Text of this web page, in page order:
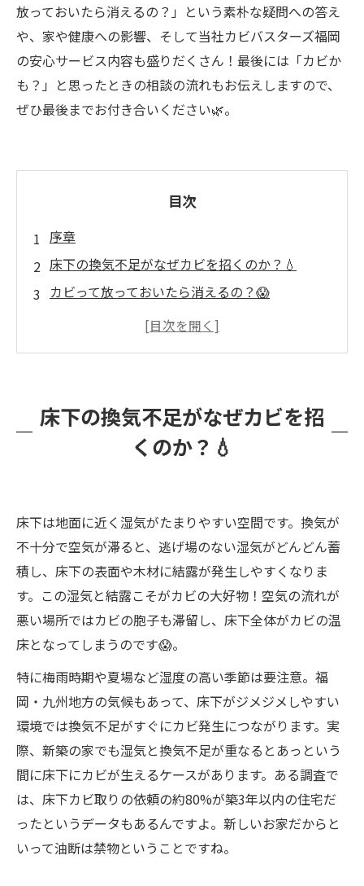
放っておいたら消えるの？」という素朴な疑問への答え
や、家や健康への影響、そして当社カビバスターズ福岡
の安心サービス内容も盛りだくさん！最後には「カビか
も？」と思ったときの相談の流れもお伝えしますので、
ぜひ最後までお付き合いください🌿。
目次
序章
床下の換気不足がなぜカビを招くのか？💧
カビって放っておいたら消えるの？😱
カビが家🏠や人に与える影響
床下換気の改善案あれこれ
よくある質問 Q&A
床下の換気不足がなぜカビを招
くのか？💧
床下は地面に近く湿気がたまりやすい空間です。換気が
不十分で空気が滞ると、逃げ場のない湿気がどんどん蓄
積し、床下の表面や木材に結露が発生しやすくなりま
す。この湿気と結露こそがカビの大好物！空気の流れが
悪い場所ではカビの胞子も滞留し、床下全体がカビの温
床となってしまうのです😱。
特に梅雨時期や夏場など湿度の高い季節は要注意。福
岡・九州地方の気候もあって、床下がジメジメしやすい
環境では換気不足がすぐにカビ発生につながります。実
際、新築の家でも湿気と換気不足が重なるとあっという
間に床下にカビが生えるケースがあります。ある調査で
は、床下カビ取りの依頼の約80%が築3年以内の住宅だ
ったというデータもあるんですよ。新しいお家だからと
いって油断は禁物ということですね。